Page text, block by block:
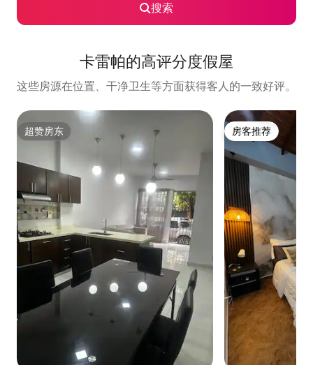
搜索
卡雷帕的高评分度假屋
这些房源在位置、干净卫生等方面获得客人的一致好评。
超赞房东
超赞房东 房客推荐
房客推荐